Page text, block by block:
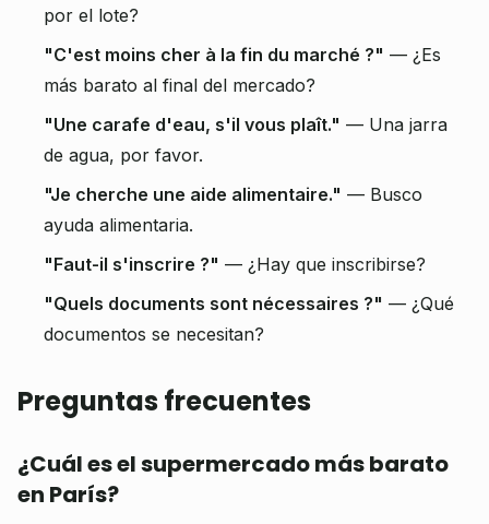
por el lote?
"C'est moins cher à la fin du marché ?" — ¿Es
más barato al final del mercado?
"Une carafe d'eau, s'il vous plaît." — Una jarra
de agua, por favor.
"Je cherche une aide alimentaire." — Busco
ayuda alimentaria.
"Faut-il s'inscrire ?" — ¿Hay que inscribirse?
"Quels documents sont nécessaires ?" — ¿Qué
documentos se necesitan?
Preguntas frecuentes
¿Cuál es el supermercado más barato
en París?